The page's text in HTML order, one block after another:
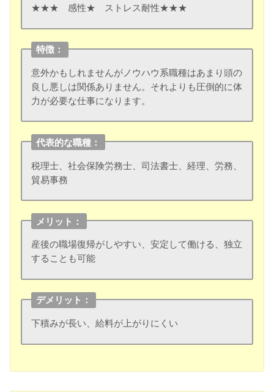
★★★ 感性★ ストレス耐性★★★
特徴：
意外かもしれませんがノウハウ系職種はあまり頭の
良し悪しは関係ありません。それよりも圧倒的に体
力が必要な仕事になります。
代表的な職種：
税理士、社会保険労務士、司法書士、経理、労務、
貿易事務
メリット：
産後の職場復帰がしやすい、安定して働ける、独立
することも可能
デメリット：
下積みが長い、給料が上がりにくい